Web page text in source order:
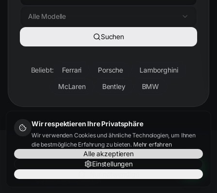
Wir respektieren Ihre Privatsphäre
Wir verwenden Cookies und ähnliche Technologien, um Ihnen
die bestmögliche Erfahrung zu bieten. Mehr erfahren
Alle akzeptieren
Einstellungen
Alle Modelle
Suchen
Beliebt: Ferrari Porsche
Lamborghini
McLaren
Bentley BMW
KUNDENSTIMMEN